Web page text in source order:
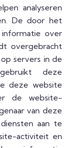
analyseren
De door het
over
overgebracht
servers in de
deze
deze website
de website-
van deze
aan te
activiteit en